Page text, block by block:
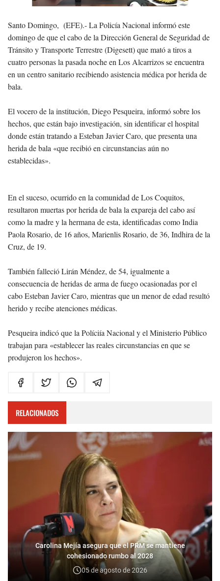
Santo Domingo, (EFE).-La Policía Nacional informó este
domingo de que el cabo de la Dirección General de Seguridad de
Tránsito y Transporte Terrestre (Digesett) que mató a tiros a
cuatro personas la pasada noche en Los Alcarrizos se encuentra
en un centro sanitario recibiendo asistencia médica por herida de
bala.
El vocero de la institución, Diego Pesqueira, informó sobre los
hechos, que están bajo investigación, sin identificar el hospital
donde están tratando a Esteban Javier Caro, que presenta una
herida de bala «que recibió en circunstancias aún no
establecidas».
En el suceso, ocurrido en la comunidad de Los Coquitos,
resultaron muertas por herida de bala la expareja del cabo así
como la madre y la hermana de esta, identificadas como India
Paola Rosario, de 16 años, Marienlis Rosario, de 36, Indhira de la
Cruz, de 19.
También falleció Lirán Méndez, de 54, igualmente a
consecuencia de heridas de arma de fuego ocasionadas por el
cabo Esteban Javier Caro, mientras que un menor de edad resultó
herido y recibe atenciones médicas.
Pesqueira indicó que la Políciía Nacional y el Ministerio Público
trabajan para «establecer las reales circunstancias en que se
produjeron los hechos».
RELACIONADOS
Carolina Mejía asegura que el PRM se mantiene
cohesionado rumbo al 2028
05 de agosto de 2026